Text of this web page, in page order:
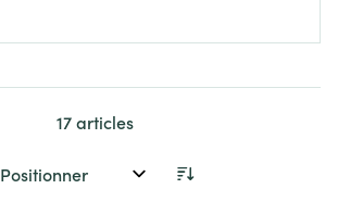
17articles
Trier par: